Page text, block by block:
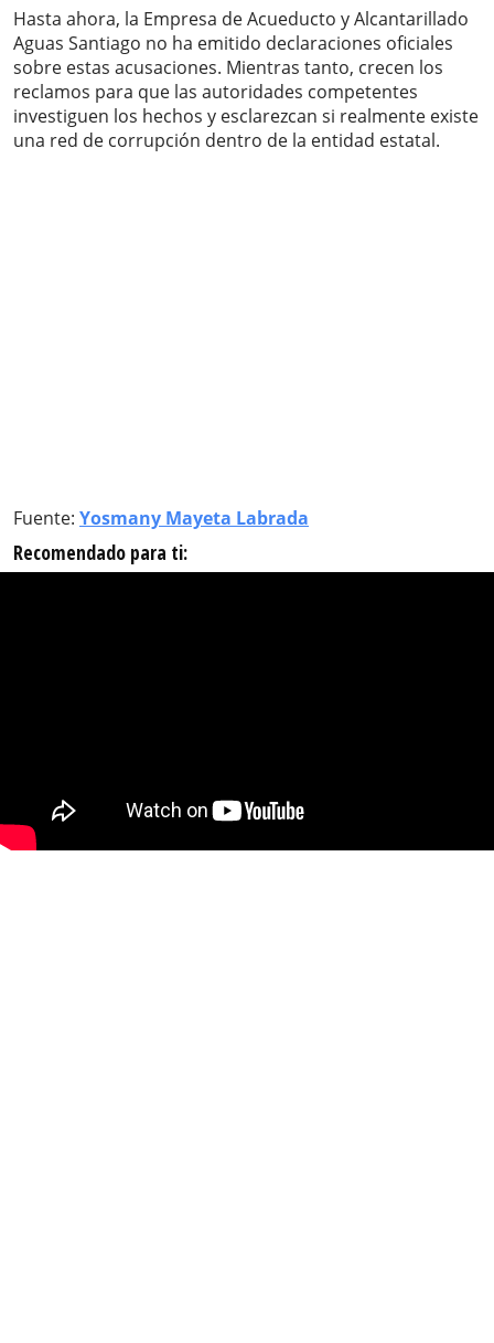
Hasta ahora, la Empresa de Acueducto y Alcantarillado
Aguas Santiago no ha emitido declaraciones oficiales
sobre estas acusaciones. Mientras tanto, crecen los
reclamos para que las autoridades competentes
investiguen los hechos y esclarezcan si realmente existe
una red de corrupción dentro de la entidad estatal.
Fuente: Yosmany Mayeta Labrada
Recomendado para ti: